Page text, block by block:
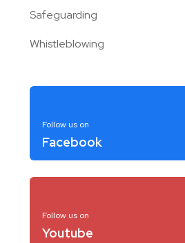
Safeguarding
Whistleblowing
Follow us on
Facebook
Follow us on
Youtube